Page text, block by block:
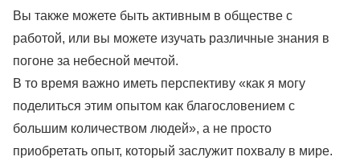
Вы также можете быть активным в обществе с
работой, или вы можете изучать различные знания в
погоне за небесной мечтой.
В то время важно иметь перспективу «как я могу
поделиться этим опытом как благословением с
большим количеством людей», а не просто
приобретать опыт, который заслужит похвалу в мире.